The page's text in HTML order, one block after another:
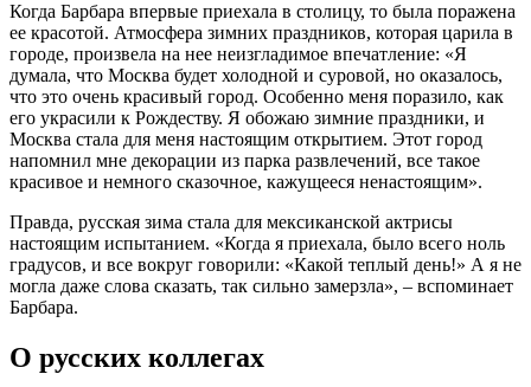
Когда Барбара впервые приехала в столицу, то была поражена
ее красотой. Атмосфера зимних праздников, которая царила в
городе, произвела на нее неизгладимое впечатление: «Я
думала, что Москва будет холодной и суровой, но оказалось,
что это очень красивый город. Особенно меня поразило, как
его украсили к Рождеству. Я обожаю зимние праздники, и
Москва стала для меня настоящим открытием. Этот город
напомнил мне декорации из парка развлечений, все такое
красивое и немного сказочное, кажущееся ненастоящим».
Правда, русская зима стала для мексиканской актрисы
настоящим испытанием. «Когда я приехала, было всего ноль
градусов, и все вокруг говорили: «Какой теплый день!» А я не
могла даже слова сказать, так сильно замерзла», – вспоминает
Барбара.
О русских коллегах